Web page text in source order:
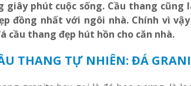
giây phút cuộc sống. Cầu thang cũng
đồng nhất với ngôi nhà. Chính vì
cầu thang đẹp hút hồn cho căn nhà.
THANG TỰ NHIÊN: ĐÁ